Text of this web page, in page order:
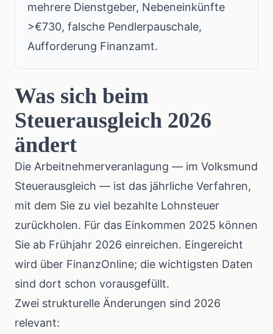
mehrere Dienstgeber, Nebeneinkünfte
>€730, falsche Pendlerpauschale,
Aufforderung Finanzamt.
Was sich beim
Steuerausgleich 2026
ändert
Die Arbeitnehmerveranlagung — im Volksmund
Steuerausgleich — ist das jährliche Verfahren,
mit dem Sie zu viel bezahlte Lohnsteuer
zurückholen. Für das Einkommen 2025 können
Sie ab Frühjahr 2026 einreichen. Eingereicht
wird über FinanzOnline; die wichtigsten Daten
sind dort schon vorausgefüllt.
Zwei strukturelle Änderungen sind 2026
relevant: